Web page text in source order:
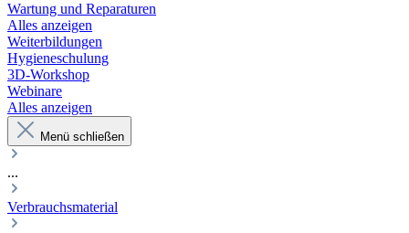
Wartung und Reparaturen
Alles anzeigen
Weiterbildungen
Hygieneschulung
3D-Workshop
Webinare
Alles anzeigen
Menü schließen
...
Verbrauchsmaterial